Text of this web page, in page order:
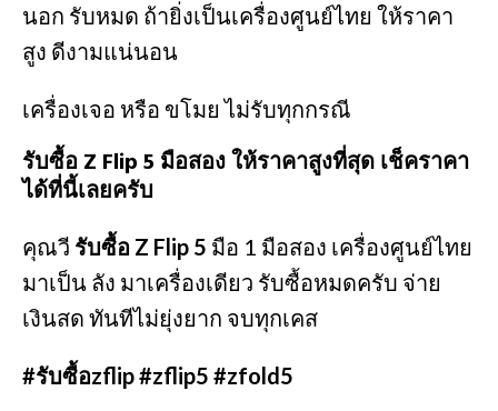
นอก รับหมด ถ้ายิ่งเป็นเครื่องศูนย์ไทย ให้ราคา
สูง ดีงามแน่นอน
เครื่องเจอ หรือ ขโมย ไม่รับทุกกรณี
รับซื้อ Z Flip 5 มือสอง ให้ราคาสูงที่สุด เช็คราคา
ได้ที่นี้เลยครับ
คุณวี รับซื้อ Z Flip 5 มือ 1 มือสอง เครื่องศูนย์ไทย
มาเป็น ลัง มาเครื่องเดียว รับซื้อหมดครับ จ่าย
เงินสด ทันทีไม่ยุ่งยาก จบทุกเคส
#รับซื้อzflip#zflip5 #zfold5